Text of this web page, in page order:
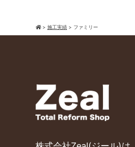
> 施工実績 > ファミリー